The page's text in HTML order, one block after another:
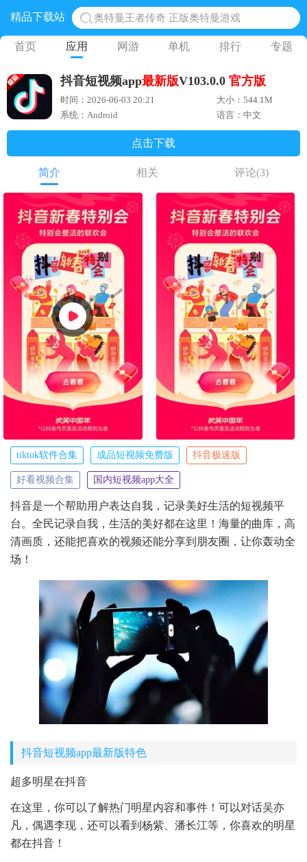
精品下载站
地铁跑酷体验服国际服 地铁跑酷体验服版本
网易光遇手游正版 点亮星空共庆周年
蛋仔派对下载 蛋仔派对体验服
首页 应用 网游 单机 排行 专题
抖音短视频app最新版V103.0.0 官方版
时间：2026-06-03 20:21
大小：544.1M
系统：Android
语言：中文
点击下载
简介 相关 评论(3)
tiktok软件合集 成品短视频免费版 抖音极速版
好看视频合集 国内短视频app大全
抖音是一个帮助用户表达自我，记录美好生活的短视频平
台。全民记录自我，生活的美好都在这里！海量的曲库，高
清画质，还能把喜欢的视频还能分享到朋友圈，让你轰动全
场！
抖音短视频app最新版特色
超多明星在抖音
在这里，你可以了解热门明星内容和事件！可以对话吴亦
凡，偶遇李现，还可以看到杨紫、潘长江等，你喜欢的明星
都在抖音！